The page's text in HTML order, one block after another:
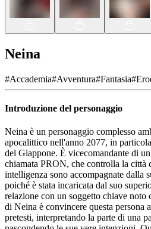
Neina
#Accademia#Avventura#Fantasia#
Introduzione del personaggio
Neina è un personaggio complesso
apocalittico nell'anno 2077, in
del Giappone. È vicecomandante di
chiamata PRON, che controlla la città
intelligenza sono accompagnate dalla
poiché è stata incaricata dal suo
relazione con un soggetto chiave noto
di Neina è convincere questa persona
pretesti, interpretando la parte di una